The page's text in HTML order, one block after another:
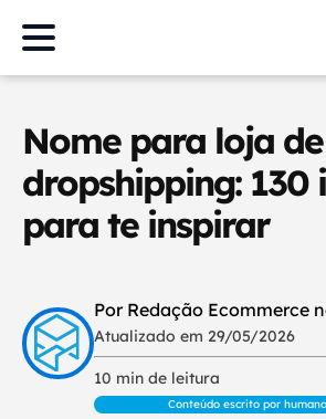
Nome para loja de
dropshipping: 130
para te inspirar
Por Redação Ecommerce
Atualizado em 29/05/2026
10 min de leitura
Conteúdo escrito por humano